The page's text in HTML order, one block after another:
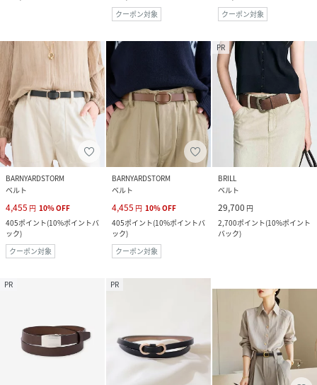
クーポン対象
クーポン対象
BARNYARDSTORM
ベルト
4,455 円 10%OFF
405ポイント(10%ポイントバ
ック)
クーポン対象
BARNYARDSTORM
ベルト
4,455 円 10%OFF
405ポイント(10%ポイントバ
ック)
クーポン対象
PR
BRILL
ベルト
29,700 円
2,700ポイント(10%ポイント
バック)
PR PR